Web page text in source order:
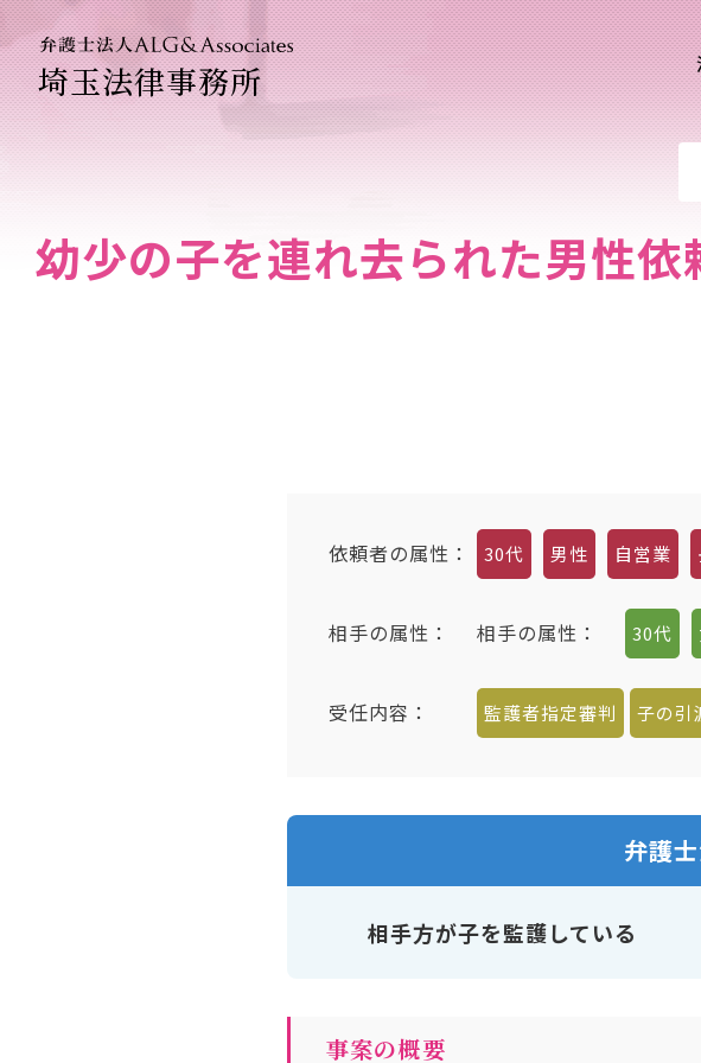
埼玉法律事務所
個人のお客
離婚問題
幼少の子を連れ去られた男性
依頼者の属性： 30代 男性 自営業
相手の属性 ： 相手の属性： 30代
受任内容 ： 監護者指定審判 子の引
弁護
相手方が子を監護している
事案の概要